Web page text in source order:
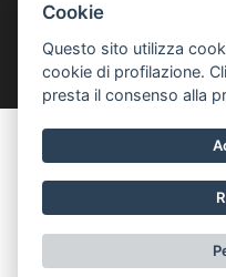
Questo sito utilizza,
DISLESSIA,
Cookie
Questo sito utilizza
cookie di profilazione.
presta il consenso alla